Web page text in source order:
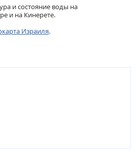
и состояние воды на
и на Кинерете.
Израиля.